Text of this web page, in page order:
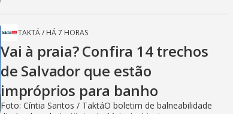
TAKTÁ/ HÁ 7 HORAS
Vai à praia? Confira 14 trechos
de Salvador que estão
impróprios para banho
Foto: Cíntia Santos / TaktáO boletim de balneabilidade